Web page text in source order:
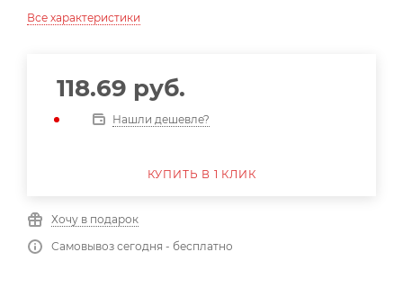
Все характеристики
118.69 руб.
Нашли дешевле?
КУПИТЬ В 1 КЛИК
Хочу в подарок
Самовывоз сегодня - бесплатно